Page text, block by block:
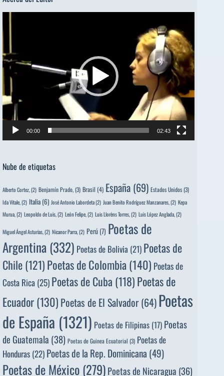
de
vídeo
00:00 02:43
Nube de etiquetas
Alberto Cortez, (2) Benjamín Prado,(3) Brasil (4) España (69) Estados Unidos(3)
Ida Vitale, (2) Italia (6) José Antonio Labordeta(2) Juan Benito Rodríguez Manzanares, (2) Kepa
Murua, (2) Leopoldo de Luis, (2) León Felipe, (2) Luis Llorèns Torres, (2) Luis López Anglada, (2)
Miguel Ángel Asturias, (2) Nicanor Parra, (2) Perú (7) Poetas de
Argentina (332) Poetas de Bolivia (21) Poetas de
Chile(121)Poetas de Colombia(140) Poetas de
Costa Rica(25)Poetas de Cuba (118)Poetas de
Ecuador(130) Poetas de El Salvador(64)Poetas
de España (1321) Poetas de Filipinas (17) Poetas
de Guatemala (38) Poetas de Guinea Ecuatorial (3) Poetas de
Honduras (22) Poetas de la Rep. Dominicana (49)
Poetas de México(279)Poetas de Nicaragua (36)